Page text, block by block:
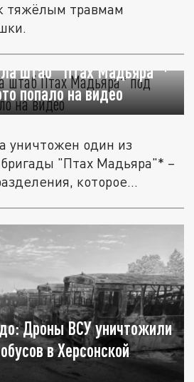
тяжёлым травмам
штаб "Птах Мадьяра"*
попало на видео
уничтожен один из
"Птах Мадьяра"* –
которое...
Дроны ВСУ уничтожили
в Херсонской